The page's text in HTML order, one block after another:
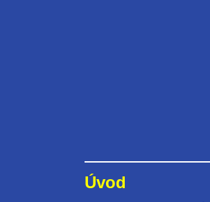
Úvod